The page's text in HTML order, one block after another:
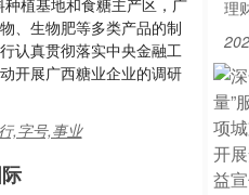
植基地和食糖主产区，广
、生物肥等多类产品的制
认真贯彻落实中央金融工
开展广西糖业企业的调研
,字号,事业
理